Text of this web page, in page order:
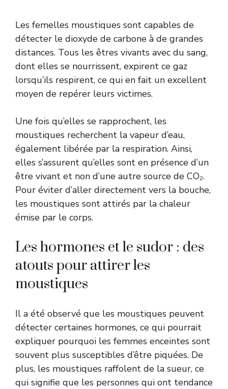
Les femelles moustiques sont capables de
détecter le dioxyde de carbone à de grandes
distances. Tous les êtres vivants avec du sang,
dont elles se nourrissent, expirent ce gaz
lorsqu’ils respirent, ce qui en fait un excellent
moyen de repérer leurs victimes.
Une fois qu’elles se rapprochent, les
moustiques recherchent la vapeur d’eau,
également libérée par la respiration. Ainsi,
elles s’assurent qu’elles sont en présence d’un
être vivant et non d’une autre source de CO₂.
Pour éviter d’aller directement vers la bouche,
les moustiques sont attirés par la chaleur
émise par le corps.
Les hormones et le sudor : des
atouts pour attirer les
moustiques
Il a été observé que les moustiques peuvent
détecter certaines hormones, ce qui pourrait
expliquer pourquoi les femmes enceintes sont
souvent plus susceptibles d’être piquées. De
plus, les moustiques raffolent de la sueur, ce
qui signifie que les personnes qui ont tendance